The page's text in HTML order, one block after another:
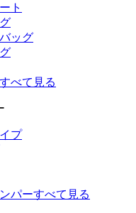
ト
ッグ
べて見る
プ
パーすべて見る